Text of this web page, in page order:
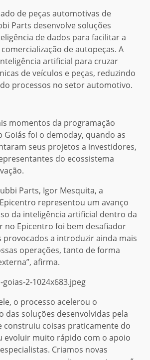
de peças automotivas de
Parts desenvolve soluções
de dados para facilitar a
de autopeças. A
artificial para cruzar
de veículos e peças, reduzindo
processos no setor automotivo.
momentos da programação
Goiás foi o demoday, quando as
seus projetos a investidores,
do ecossistema
Parts, Igor Mesquita, a
representou um avanço
da inteligência artificial dentro da
no Epicentro foi bem desafiador
provocados a introduzir ainda mais
operações, tanto de forma
afirma.
o processo acelerou o
das soluções desenvolvidas pela
construiu coisas praticamente do
evoluir muito rápido com o apoio
Criamos novas